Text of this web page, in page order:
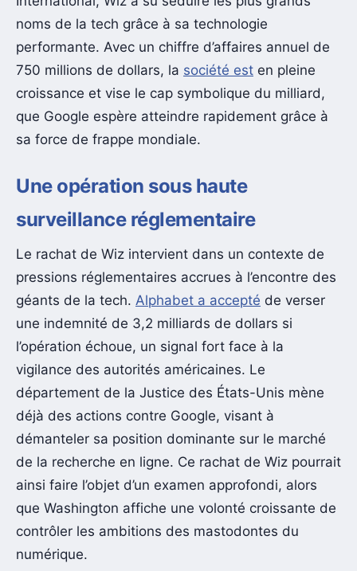
noms de la tech grâce à sa technologie
performante. Avec un chiffre d’affaires annuel de
750 millions de dollars, la société est en pleine
croissance et vise le cap symbolique du milliard,
que Google espère atteindre rapidement grâce à
sa force de frappe mondiale.
Une opération sous haute
surveillance réglementaire
Le rachat de Wiz intervient dans un contexte de
pressions réglementaires accrues à l’encontre des
géants de la tech. Alphabet a accepté de verser
une indemnité de 3,2 milliards de dollars si
l’opération échoue, un signal fort face à la
vigilance des autorités américaines. Le
département de la Justice des États-Unis mène
déjà des actions contre Google, visant à
démanteler sa position dominante sur le marché
de la recherche en ligne. Ce rachat de Wiz pourrait
ainsi faire l’objet d’un examen approfondi, alors
que Washington affiche une volonté croissante de
contrôler les ambitions des mastodontes du
numérique.